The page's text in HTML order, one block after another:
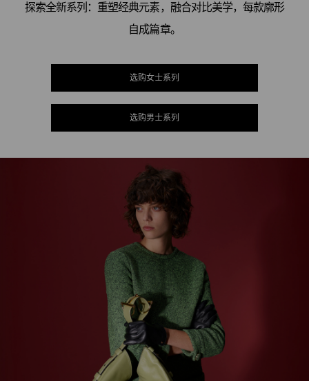
探索全新系列：重塑经典元素，融合对比美学，每款廓形
自成篇章。
选购女士系列
选购男士系列